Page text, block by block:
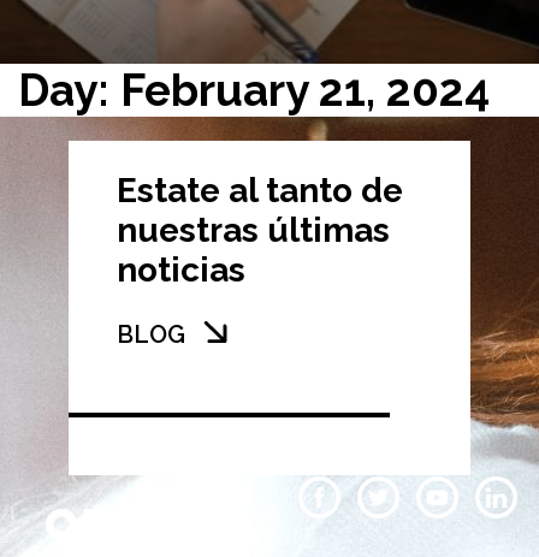
Day: February 21, 2024
Estate al tanto de
nuestras últimas
noticias
BLOG